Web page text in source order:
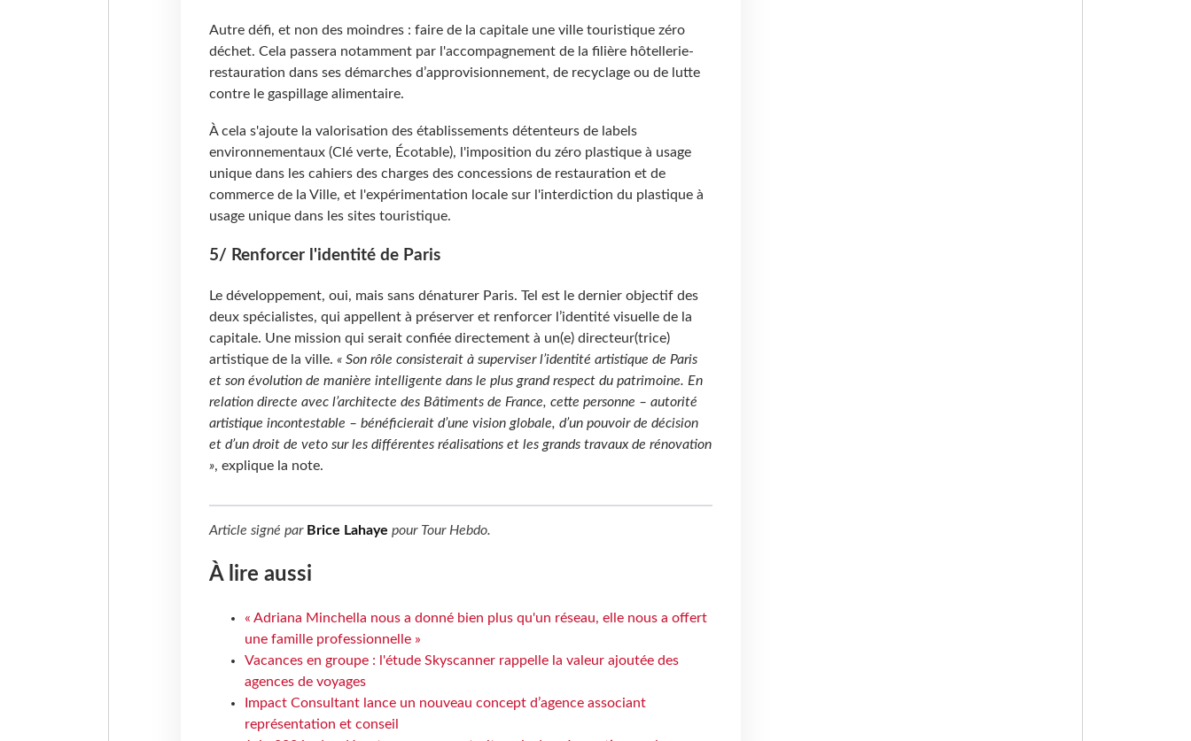
Autre défi, et non des moindres : faire de la capitale une ville touristique zéro
déchet. Cela passera notamment par l'accompagnement de la filière hôtellerie-
restauration dans ses démarches d’approvisionnement, de recyclage ou de lutte
contre le gaspillage alimentaire.
À cela s'ajoute la valorisation des établissements détenteurs de labels
environnementaux (Clé verte, Écotable), l'imposition du zéro plastique à usage
unique dans les cahiers des charges des concessions de restauration et de
commerce de la Ville, et l'expérimentation locale sur l'interdiction du plastique à
usage unique dans les sites touristique.
5/ Renforcer l'identité de Paris
Le développement, oui, mais sans dénaturer Paris. Tel est le dernier objectif des
deux spécialistes, qui appellent à préserver et renforcer l’identité visuelle de la
capitale. Une mission qui serait confiée directement à un(e) directeur(trice)
artistique de la ville. « Son rôle consisterait à superviser l’identité artistique de Paris
et son évolution de manière intelligente dans le plus grand respect du patrimoine. En
relation directe avec l’architecte des Bâtiments de France, cette personne – autorité
artistique incontestable – bénéficierait d’une vision globale, d’un pouvoir de décision
et d’un droit de veto sur les différentes réalisations et les grands travaux de rénovation
», explique la note.
Article signé par Brice Lahaye pour Tour Hebdo.
À lire aussi
« Adriana Minchella nous a donné bien plus qu'un réseau, elle nous a offert
une famille professionnelle »
Vacances en groupe : l'étude Skyscanner rappelle la valeur ajoutée des
agences de voyages
Impact Consultant lance un nouveau concept d’agence associant
représentation et conseil